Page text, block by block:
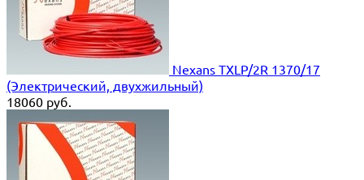
Nexans TXLP/2R 1370/17
(Электрический, двухжильный)
18060 руб.